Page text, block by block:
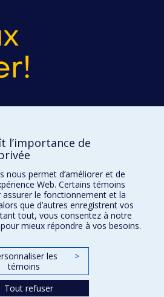
l’importance de
nous permet d’améliorer et de
Web. Certains témoins
le fonctionnement et la
que d’autres enregistrent vos
tout, vous consentez à notre
mieux répondre à vos besoins.
les
témoins
>
Tout refuser